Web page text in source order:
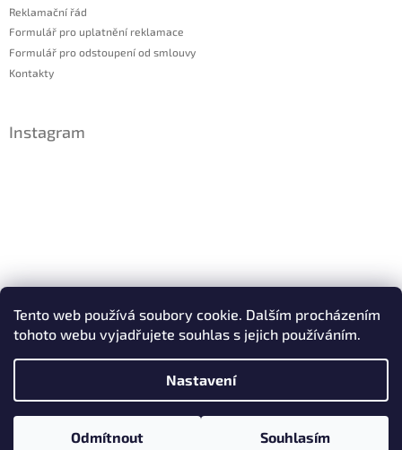
Tento web používá soubory cookie. Dalším procházením
tohoto webu vyjadřujete souhlas s jejich používáním.
Nastavení
Odmítnout Souhlasím
Reklamační řád
Formulář pro uplatnění reklamace
Formulář pro odstoupení od smlouvy
Kontakty
Instagram
Sledovat na Instagramu
Facebook
Vytvořil Shoptet Copyright 2026 . Všechna práva vyhrazena.